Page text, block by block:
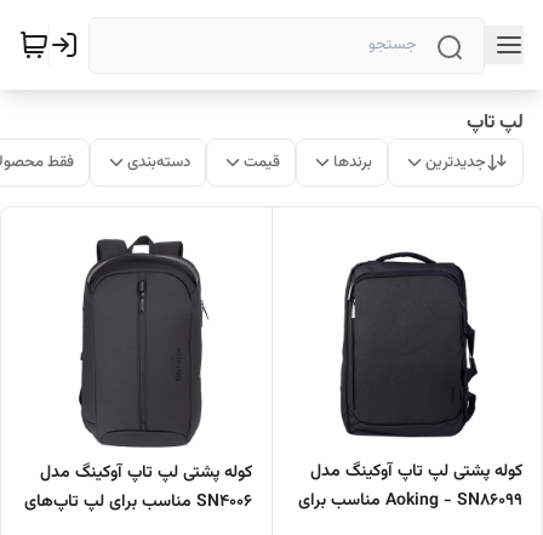
لپ تاپ
جدیدترین برندها قیمت دسته‌بندی فقط
کوله پشتی لپ تاپ آوکینگ مدل
Aoking - SN86099 مناسب برای
کوله پشتی لپ تاپ آوکینگ مدل
SN4006 مناسب برای لپ تاپ‌های